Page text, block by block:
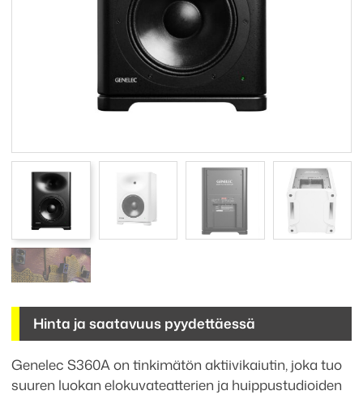
Hinta ja saatavuus pyydettäessä
Genelec S360A on tinkimätön aktiivikaiutin, joka tuo
suuren luokan elokuvateatterien ja huippustudioiden